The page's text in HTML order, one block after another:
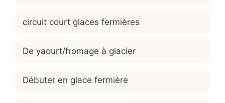
circuit court glaces fermières
De yaourt/fromage à glacier
Débuter en glace fermière